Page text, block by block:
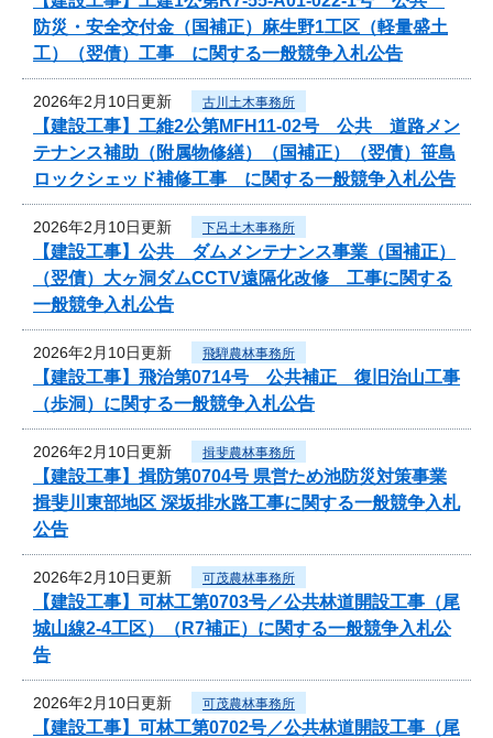
防災・安全交付金（国補正）麻生野1工区（軽量盛土
工）（翌債）工事 に関する一般競争入札公告
2026年2月10日更新 古川土木事務所
【建設工事】工維2公第MFH11-02号 公共 道路メン
テナンス補助（附属物修繕）（国補正）（翌債）笹島
ロックシェッド補修工事 に関する一般競争入札公告
2026年2月10日更新 下呂土木事務所
【建設工事】公共 ダムメンテナンス事業（国補正）
（翌債）大ヶ洞ダムCCTV遠隔化改修 工事に関する
一般競争入札公告
2026年2月10日更新 飛騨農林事務所
【建設工事】飛治第0714号 公共補正 復旧治山工事
（歩洞）に関する一般競争入札公告
2026年2月10日更新 揖斐農林事務所
【建設工事】揖防第0704号 県営ため池防災対策事業
揖斐川東部地区 深坂排水路工事に関する一般競争入札
公告
2026年2月10日更新 可茂農林事務所
【建設工事】可林工第0703号／公共林道開設工事（尾
城山線2-4工区）（R7補正）に関する一般競争入札公
告
2026年2月10日更新 可茂農林事務所
【建設工事】可林工第0702号／公共林道開設工事（尾